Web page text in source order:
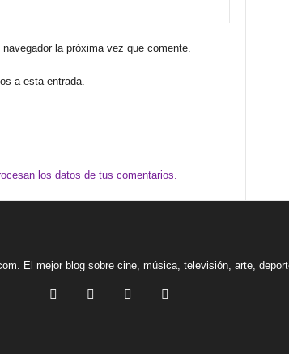
la próxima vez que comente.
a esta entrada.
los datos de tus comentarios.
El mejor blog sobre cine, música, televisión, arte,